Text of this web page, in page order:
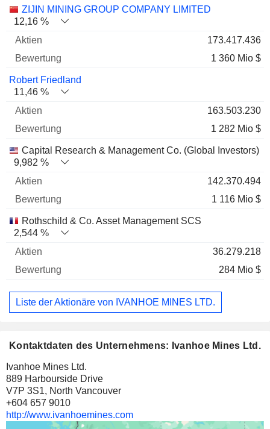
ZIJIN MINING GROUP COMPANY LIMITED
12,16 %
173.417.436
1 360 Mio $
Robert Friedland
11,46 %
163.503.230
1 282 Mio $
Capital Research & Management Co. (Global Investors)
9,982 %
142.370.494
1 116 Mio $
Rothschild & Co. Asset Management SCS
2,544 %
36.279.218
284 Mio $
Liste der Aktionäre von IVANHOE MINES LTD.
Kontaktdaten des Unternehmens: Ivanhoe Mines Ltd.
Ivanhoe Mines Ltd.
889 Harbourside Drive
V7P 3S1, North Vancouver
+604 657 9010
http://www.ivanhoemines.com